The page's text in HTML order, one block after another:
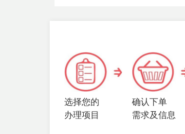
选择您的
办理项目
确认下单
需求及信息